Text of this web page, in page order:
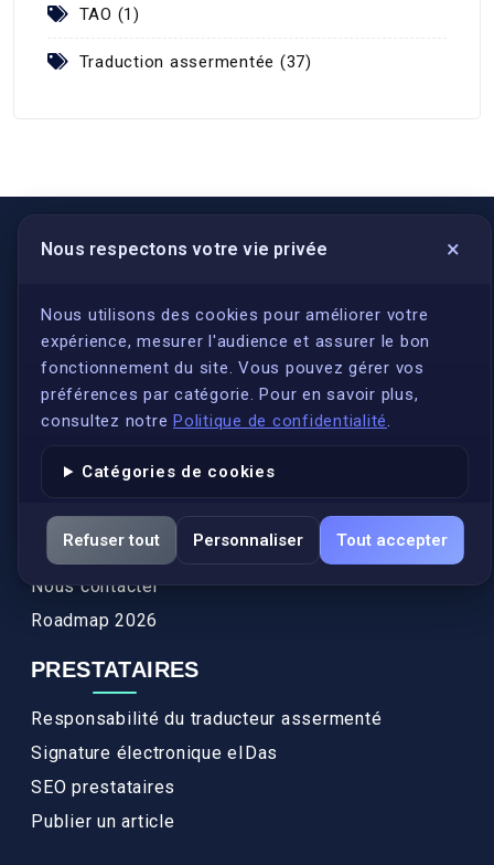
TAO (1)
Traduction assermentée (37)
Nous respectons votre vie privée ×
Nous utilisons des cookies pour améliorer votre
expérience, mesurer l'audience et assurer le bon
fonctionnement du site. Vous pouvez gérer vos
préférences par catégorie. Pour en savoir plus,
consultez notre Politique de confidentialité.
Catégories de cookies
Refuser tout Personnaliser Tout accepter
LIENS UTILES
S'inscrire
Qui sommes-nous ?
Conformité
Annuaires des traducteurs assermentés
Actualités
Services
FAQ
Nous contacter
Roadmap 2026
PRESTATAIRES
Responsabilité du traducteur assermenté
Signature électronique eIDas
SEO prestataires
Publier un article